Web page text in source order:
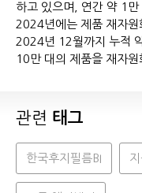
하고 있으며, 연간 약 1만
2024년에는 제품 재자
2024년 12월까지 누적
10만 대의 제품을 재자원
관련 태그
한국후지필름BI